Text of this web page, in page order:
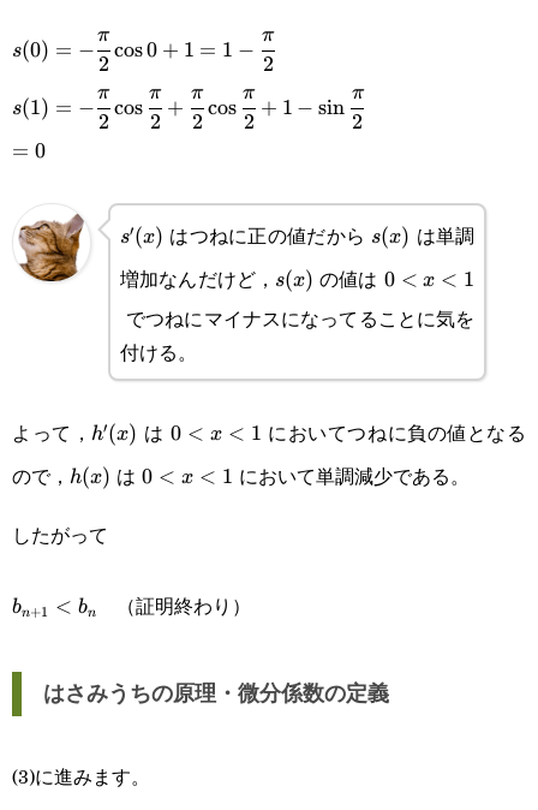
{2}
(+)\\\hline s(x)&1-\frac{\pi}
{2}&\nearrow&0\end{array}
s(0)=-
\cfrac{\pi}
{2}\cos0+1=1-
\cfrac{\pi}{2}
s(0) = −
2
π
cos0 + 1 = 1 −
2
π
s(1)=-\cfrac{\pi}
{2}\cos\cfrac{\pi}
{2}\cos\cfrac{\pi}
{2}+1-
s(1) = −
2
π
cos
2
π
+
2
π
cos
2
π
+ 1 − sin
2
π
=0
= 0
s'(x)
s′(x) はつねに正の値だから s(x)
s(x) は単調
増加なんだけど， s(x)
s(x) の値は 0<x<1
0 < x < 1
でつねにマイナスになってることに気を
付ける。
よって， h'(x)
h′(x) は0<x<1
0 < x < 1 においてつねに負の値となる
ので， h(x)
h(x) は 0<x<1
0 < x < 1 において単調減少である。
したがって
b_{n+1}
bn+1 < bn （証明終わり）
はさみうちの原理・微分係数の定義
(3)に進みます。